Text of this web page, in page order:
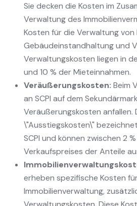
Sie decken die Kosten im
Verwaltung des
Kosten für die Verwaltung
Gebäudeinstandhaltung und
Verwaltungskosten liegen in
und 10 % der Mieteinnahmen.
Veräußerungskosten: Beim
an SCPI auf dem
Veräußerungskosten anfallen.
\"Ausstiegskosten\"
SCPI und können zwischen 2
Verkaufspreises der Anteile
erheben spezifische Kosten
Immobilienverwaltung,